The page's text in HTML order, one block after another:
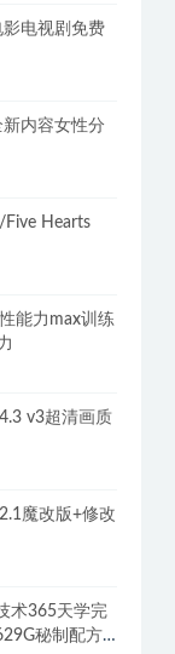
影电视剧免费
内容女性分
Hearts
能力max训练
v3超清画质
魔改版+修改
术365天学完
秘制配方